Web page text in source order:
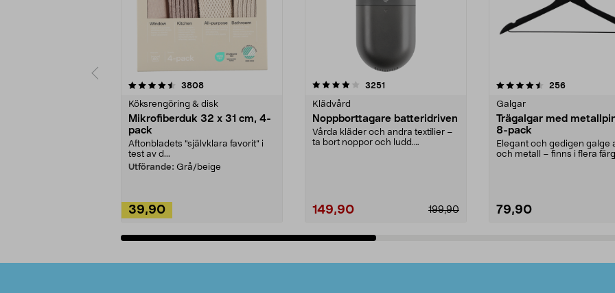
3808recensioner
Köksrengöring & disk
Mikrofiberduk 32 x 31 cm, 4-
pack
Aftonbladets "självklara favorit” i
test av d...
Utförande: Grå/beige
39,90
4.0av 5 stjärnor 3251
Klädvård
Noppborttagare batteridriven
Vårda kläder och andra textilier –
ta bort noppor och ludd.
199,90
149,90
4.5av 5 stjärnor 256recensioner
Galgar
Trägalgar med
8-pack
Elegant och gedigen galge
och metall – finns i flera
79,90
4.0av 5 stjärnor